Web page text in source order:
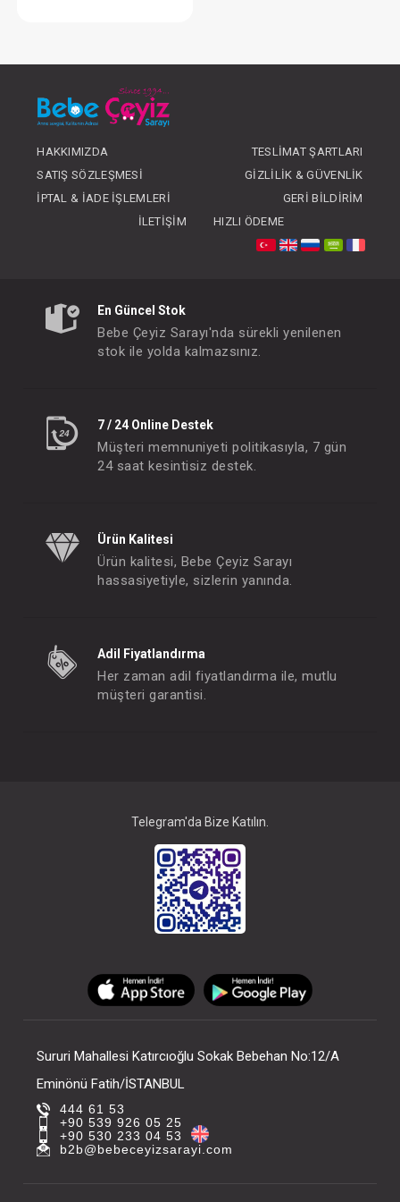
OLUNUZ
HAKKIMIZDA
TESLIMAT ŞARTLARI
SATIŞ SÖZLEŞMESI
GIZLILIK & GÜVENLIK
İPTAL & İADE İŞLEMLERI
GERI BILDIRIM
İLETIŞIM
HIZLI ÖDEME
En Güncel Stok
Bebe Çeyiz Sarayı'nda sürekli yenilenen
stok ile yolda kalmazsınız.
7 / 24 Online Destek
Müşteri memnuniyeti politikasıyla, 7 gün
24 saat kesintisiz destek.
Ürün Kalitesi
Ürün kalitesi, Bebe Çeyiz Sarayı
hassasiyetiyle, sizlerin yanında.
Adil Fiyatlandırma
Her zaman adil fiyatlandırma ile, mutlu
müşteri garantisi.
Telegram'da Bize Katılın.
Sururi Mahallesi Katırcıoğlu Sokak Bebehan No:12/A
Eminönü Fatih/İSTANBUL
444 61 53
+90 539 926 05 25
+90 530 233 04 53
b2b@bebeceyizsarayi.com